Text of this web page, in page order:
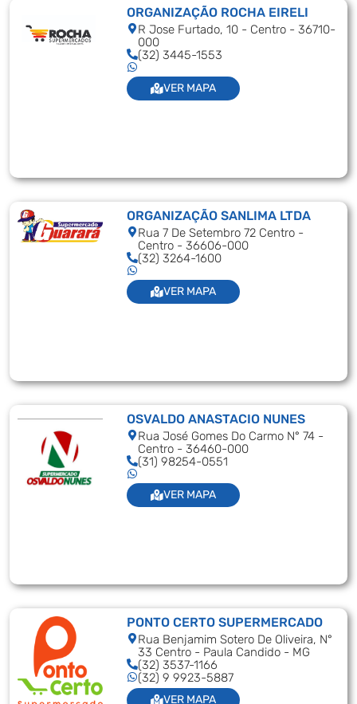
ORGANIZAÇÃO ROCHA EIRELI
R Jose Furtado, 10 - Centro - 36710-
000
(32) 3445-1553
VER MAPA
ORGANIZAÇÃO SANLIMA LTDA
Rua 7 De Setembro 72 Centro -
Centro - 36606-000
(32) 3264-1600
VER MAPA
OSVALDO ANASTACIO NUNES
Rua José Gomes Do Carmo N° 74 -
Centro - 36460-000
(31) 98254-0551
VER MAPA
PONTO CERTO SUPERMERCADO
Rua Benjamim Sotero De Oliveira, N°
33 Centro - Paula Candido - MG
(32) 3537-1166
(32) 9 9923-5887
VER MAPA